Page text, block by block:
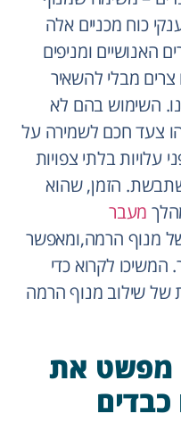
כוח מכניים אלה
האנושיים ומניפים
צרים מבלי להשאיר
השימוש בהם לא
צעד חכם לשמירה על
עלויות בלתי צפויות
הזמן, שהוא
מעבר
מנוף הרמה,ומאפשר
לקרוא כדי
של שילוב מנוף הרמה
מפשט את